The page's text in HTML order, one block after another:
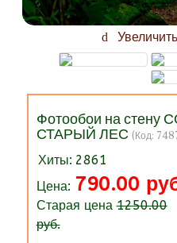
Фотообои на
СТАРЫЙ ЛЕС (Код:
Хиты: 2861
Цена: 790.00
Старая цена1250.00
руб.